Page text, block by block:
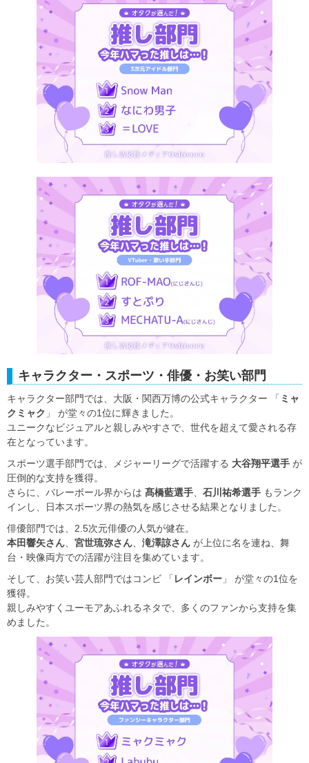
キャラクター・スポーツ・俳優・お笑い部門
キャラクター部門では、大阪・関西万博の公式キャラクター 「 ミャ
クミャク 」 が堂々の1位に輝きました。
ユニークなビジュアルと親しみやすさで、世代を超えて愛される存
在となっています。
スポーツ選手部門では、メジャーリーグで活躍する 大谷翔平選手 が
圧倒的な支持を獲得。
さらに、バレーボール界からは 髙橋藍選手 石川祐希選手 もランク
インし、日本スポーツ界の熱気を感じさせる結果となりました。
俳優部門では、2.5次元俳優の人気が健在。
本田響矢さん
宮世琉弥さん 滝澤諒さん が上位に名を連ね、舞
台・映像両方での活躍が注目を集めています。
そして、お笑い芸人部門ではコンビ 「 レインボー 」 が堂々の1位を
獲得。
親しみやすくユーモアあふれるネタで、多くのファンから支持を集
めました。